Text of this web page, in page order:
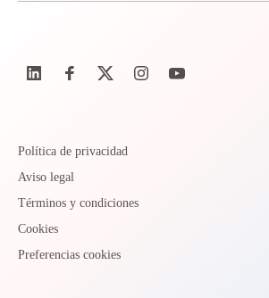
Política de privacidad
Aviso legal
Términos y condiciones
Cookies
Preferencias cookies